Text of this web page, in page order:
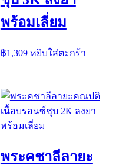
พร้อมเลี่ยม
฿1,309 หยิบใส่ตะกร้า
พระคชาลีลายะ